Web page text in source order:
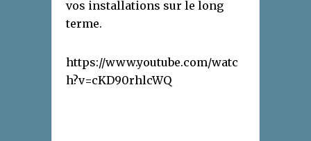
vos installations sur le long
terme.
https://www.youtube.com/watc
h?v=cKD90rhlcWQ